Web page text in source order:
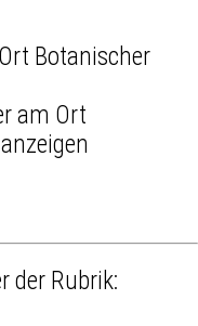
der Rubrik: